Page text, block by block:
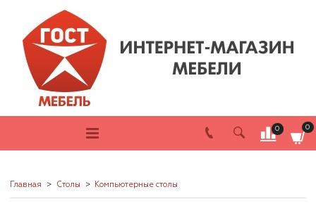
0 0
Главная Столы Компьютерные столы